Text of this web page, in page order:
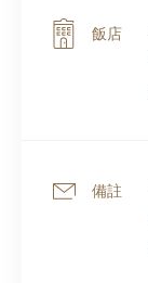
飯店
備註